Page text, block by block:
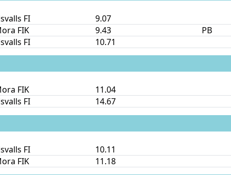
FI
9.07
FIK 9.43
PB
FI 10.71
FIK
11.04
FI 14.67
FI
10.11
FIK 11.18